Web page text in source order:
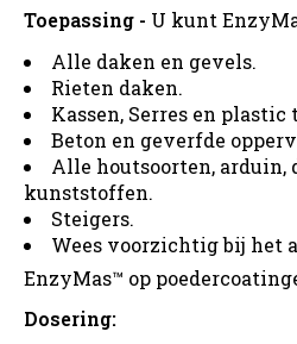
Toepassing - U kunt
Alle daken en gevels.
Rieten daken.
Kassen, Serres en plastic
Beton en geverfde
Alle houtsoorten, arduin,
kunststoffen.
Steigers.
Wees voorzichtig bij het
EnzyMas™ op
Dosering: